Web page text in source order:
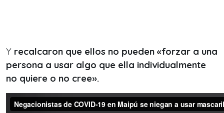
Y recalcaron que ellos no pueden «forzar a una
persona a usar algo que ella individualmente
no quiere o no cree».